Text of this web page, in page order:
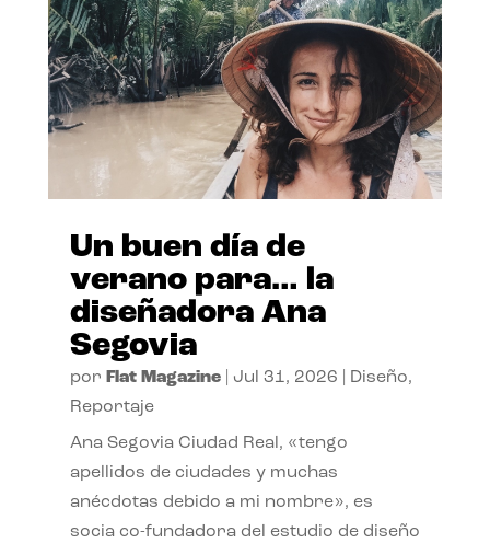
Un buen día de
verano para… la
diseñadora Ana
Segovia
por Flat Magazine| Jul 31, 2026 Diseño,
Reportaje
Ana Segovia Ciudad Real, «tengo
apellidos de ciudades y muchas
anécdotas debido a mi nombre», es
socia co-fundadora del estudio de diseño